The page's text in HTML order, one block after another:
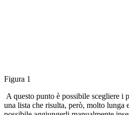
Figura 1
A questo punto è possibile scegliere i
una lista che risulta, però, molto lunga